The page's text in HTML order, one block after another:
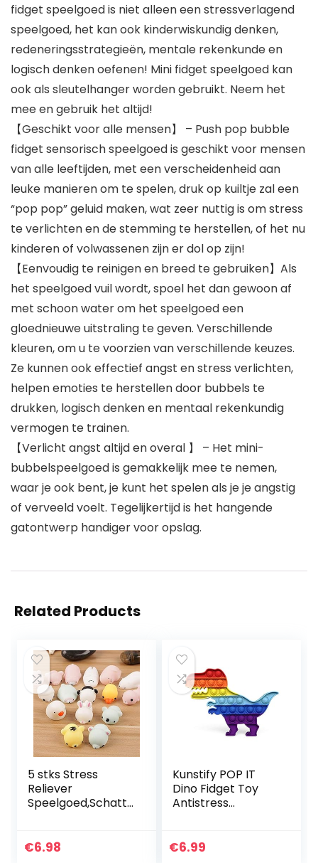
fidget speelgoed is niet alleen een stressverlagend
speelgoed, het kan ook kinderwiskundig denken,
redeneringsstrategieën, mentale rekenkunde en
logisch denken oefenen! Mini fidget speelgoed kan
ook als sleutelhanger worden gebruikt. Neem het
mee en gebruik het altijd!
【Geschikt voor alle mensen】 – Push pop bubble
fidget sensorisch speelgoed is geschikt voor mensen
van alle leeftijden, met een verscheidenheid aan
leuke manieren om te spelen, druk op kuiltje zal een
“pop pop” geluid maken, wat zeer nuttig is om stress
te verlichten en de stemming te herstellen, of het nu
kinderen of volwassenen zijn er dol op zijn!
【Eenvoudig te reinigen en breed te gebruiken】Als
het speelgoed vuil wordt, spoel het dan gewoon af
met schoon water om het speelgoed een
gloednieuwe uitstraling te geven. Verschillende
kleuren, om u te voorzien van verschillende keuzes.
Ze kunnen ook effectief angst en stress verlichten,
helpen emoties te herstellen door bubbels te
drukken, logisch denken en mentaal rekenkundig
vermogen te trainen.
【Verlicht angst altijd en overal 】 – Het mini-
bubbelspeelgoed is gemakkelijk mee te nemen,
waar je ook bent, je kunt het spelen als je je angstig
of verveeld voelt. Tegelijkertijd is het hangende
gatontwerp handiger voor opslag.
Related Products
5 stks Stress
Reliever
Speelgoed,Schatti
Knijp Healing Fun
€6.98
Kunstify POP IT
Dino Fidget Toy
Antistress
kinderen, anti-
€6.99